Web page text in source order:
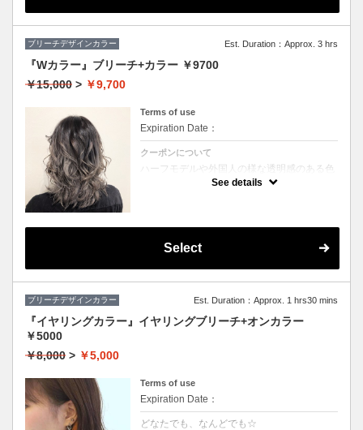
ブリーチデザインカラー Est. Duration：Approx. 3 hrs
『Wカラー』ブリーチ+カラー ￥9700
￥15,000 > ￥9,700
Terms of use
Expiration Date：
クーポンについて
ハーフモデルや外国人の様な透明感のある色
や、鮮やかな色をご希望の方はコレ♪
グラデーション、インナーカラーもこちらで
ございます。
See details
Select
ブリーチデザインカラー Est. Duration：Approx. 1 hrs30 mins
『イヤリングカラー』イヤリングブリーチ+オンカラー
￥5000
￥8,000 > ￥5,000
Terms of use
Expiration Date：
どなたでも、なんどでも☆